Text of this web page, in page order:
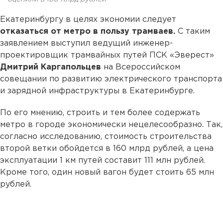
Екатеринбургу в целях экономии следует
отказаться от метро в пользу трамваев. С таким
заявлением выступил ведущий инженер-
проектировщик трамвайных путей ПСК «Эверест»
Дмитрий Каргапольцев на Всероссийском
совещании по развитию электрического транспорта
и зарядной инфраструктуры в Екатеринбурге.
По его мнению, строить и тем более содержать
метро в городе экономически нецелесообразно. Так,
согласно исследованию, стоимость строительства
второй ветки обойдется в 160 млрд рублей, а цена
эксплуатации 1 км путей составит 111 млн рублей.
Кроме того, один новый вагон будет стоить 65 млн
рублей.